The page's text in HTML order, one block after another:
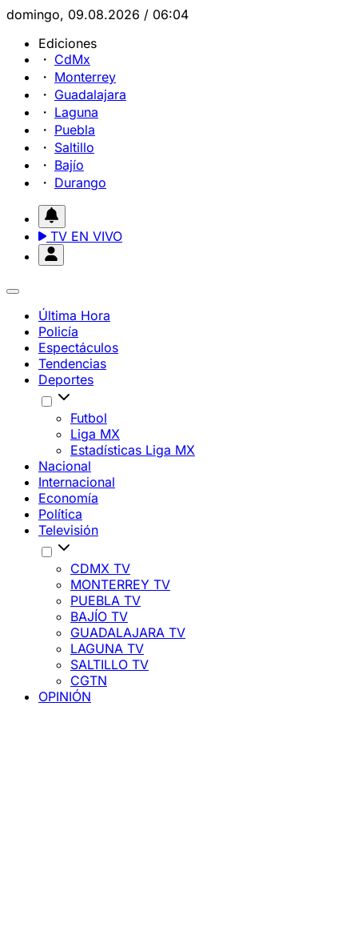
domingo, 09.08.2026 / 06:04
Ediciones
CdMx
Monterrey
Guadalajara
Laguna
Puebla
Saltillo
Bajío
Durango
TV EN VIVO
Última Hora
Policía
Espectáculos
Tendencias
Deportes
Futbol
Liga MX
Estadísticas Liga MX
Nacional
Internacional
Economía
Política
Televisión
CDMX TV
MONTERREY TV
PUEBLA TV
BAJÍO TV
GUADALAJARA TV
LAGUNA TV
SALTILLO TV
CGTN
OPINIÓN